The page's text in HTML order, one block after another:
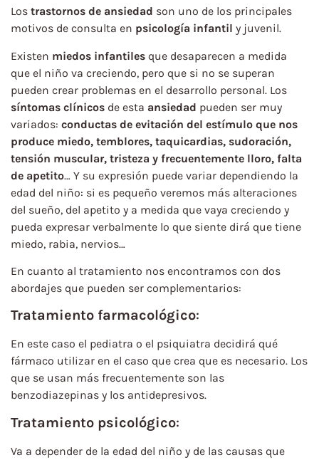
Los trastornos de ansiedad son uno de los principales
motivos de consulta en psicología infantil y juvenil.
Existen miedos infantiles que desaparecen a medida
que el niño va creciendo, pero que si no se superan
pueden crear problemas en el desarrollo personal. Los
síntomas clínicos de esta ansiedad pueden ser muy
variados: conductas de evitación del estímulo que nos
produce miedo, temblores, taquicardias, sudoración,
tensión muscular, tristeza y frecuentemente lloro, falta
de apetito… Y su expresión puede variar dependiendo la
edad del niño: si es pequeño veremos más alteraciones
del sueño, del apetito y a medida que vaya creciendo y
pueda expresar verbalmente lo que siente dirá que tiene
miedo, rabia, nervios…
En cuanto al tratamiento nos encontramos con dos
abordajes que pueden ser complementarios:
Tratamiento farmacológico:
En este caso el pediatra o el psiquiatra decidirá qué
fármaco utilizar en el caso que crea que es necesario. Los
que se usan más frecuentemente son las
benzodiazepinas y los antidepresivos.
Tratamiento psicológico:
Va a depender de la edad del niño y de las causas que